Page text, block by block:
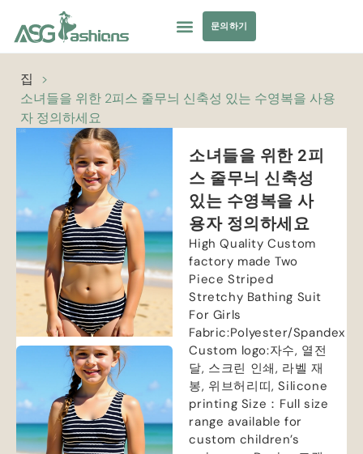
문의하기
집
>
소녀들을 위한 2피스 줄무늬 신축성 있는 수영복을 사용
자 정의하세요
소녀들을 위한 2피
스 줄무늬 신축성
있는 수영복을 사
용자 정의하세요
High Quality Custom
factory made Two
Piece Striped
Stretchy Bathing Suit
For Girls
Fabric:Polyester/Spandex
Custom logo:자수, 열전
달, 스크린 인쇄, 라벨 재
봉, 위브허리띠,Silicone
printing Size ： Full size
range available for
custom children’s